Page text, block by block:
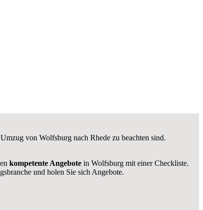
von Wolfsburg nach Rhede zu beachten sind.
kompetente Angebote in Wolfsburg mit einer Checkliste.
und holen Sie sich Angebote.